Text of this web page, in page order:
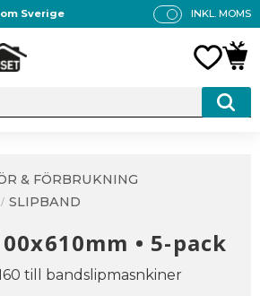
Sverige
P
INKL. MOMS
& FÖRBRUKNING
SLIPBAND
• 5-pack
till bandslipmasnkiner